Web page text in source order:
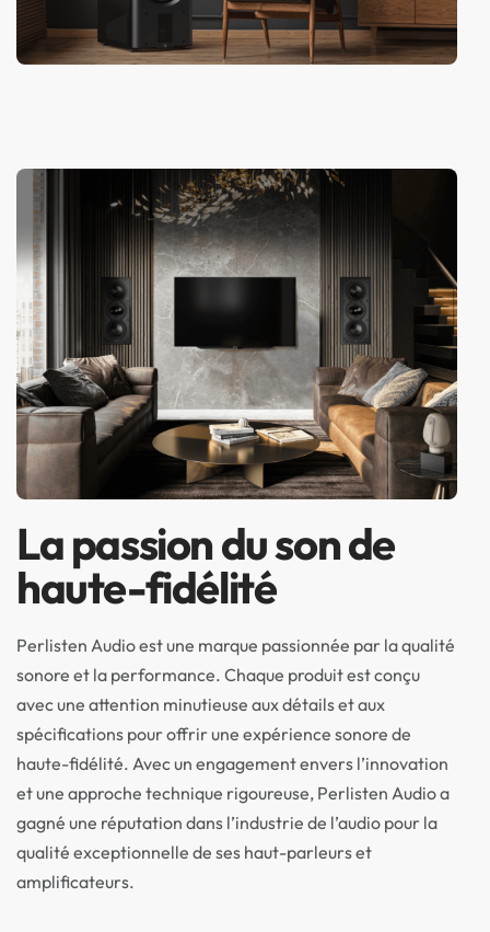
La passion du son de
haute-fidélité
Perlisten Audio est une marque passionnée par la qualité
sonore et la performance. Chaque produit est conçu
avec une attention minutieuse aux détails et aux
spécifications pour offrir une expérience sonore de
haute-fidélité. Avec un engagement envers l’innovation
et une approche technique rigoureuse, Perlisten Audio a
gagné une réputation dans l’industrie de l’audio pour la
qualité exceptionnelle de ses haut-parleurs et
amplificateurs.